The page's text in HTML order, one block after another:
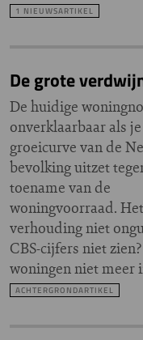
1 NIEUWSARTIKEL
De grote
De huidige
onverklaarbaar als
groeicurve van de
bevolking uitzet
toename van de
woningvoorraad.
verhouding niet
CBS-cijfers niet
woningen niet meer
ACHTERGRONDARTIKEL